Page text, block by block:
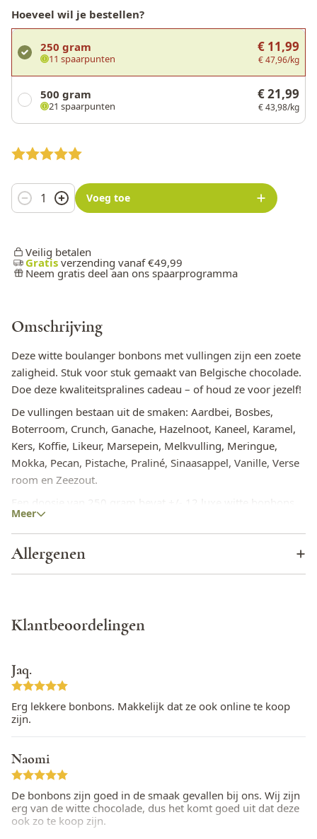
Hoeveel wil je bestellen?
250 gram
11 spaarpunten
€ 11,99
€ 47,96/kg
500 gram
21 spaarpunten
€ 21,99
€ 43,98/kg
Aantal Voeg toe
Veilig betalen
Gratis verzending vanaf €49,99
Neem gratis deel aan ons spaarprogramma
Omschrijving
Deze witte boulanger bonbons met vullingen zijn een zoete
zaligheid. Stuk voor stuk gemaakt van Belgische chocolade.
Doe deze kwaliteitspralines cadeau – of houd ze voor jezelf!
De vullingen bestaan uit de smaken: Aardbei, Bosbes,
Boterroom, Crunch, Ganache, Hazelnoot, Kaneel, Karamel,
Kers, Koffie, Likeur, Marsepein, Melkvulling, Meringue,
Mokka, Pecan, Pistache, Praliné, Sinaasappel, Vanille, Verse
room en Zeezout.
Een doosje van 250 gram bevat +/- 12 luxe witte bonbons.
Deze chocolade heeft het UTZ Certified keurmerk. Dit
keurmerk garandeert dat de chocolade op een duurzame
manier is verkregen.
Meer
Allergenen
Eieren
Glutenbevattende granen
Kippenvlees Nee
Lupine
Mais Ja
Melk
Klantbeoordelingen
Jaq.
Erg lekkere bonbons. Makkelijk dat ze ook online te koop
zijn.
Naomi
De bonbons zijn goed in de smaak gevallen bij ons. Wij zijn
erg van de witte chocolade, dus het komt goed uit dat deze
ook zo te koop zijn.